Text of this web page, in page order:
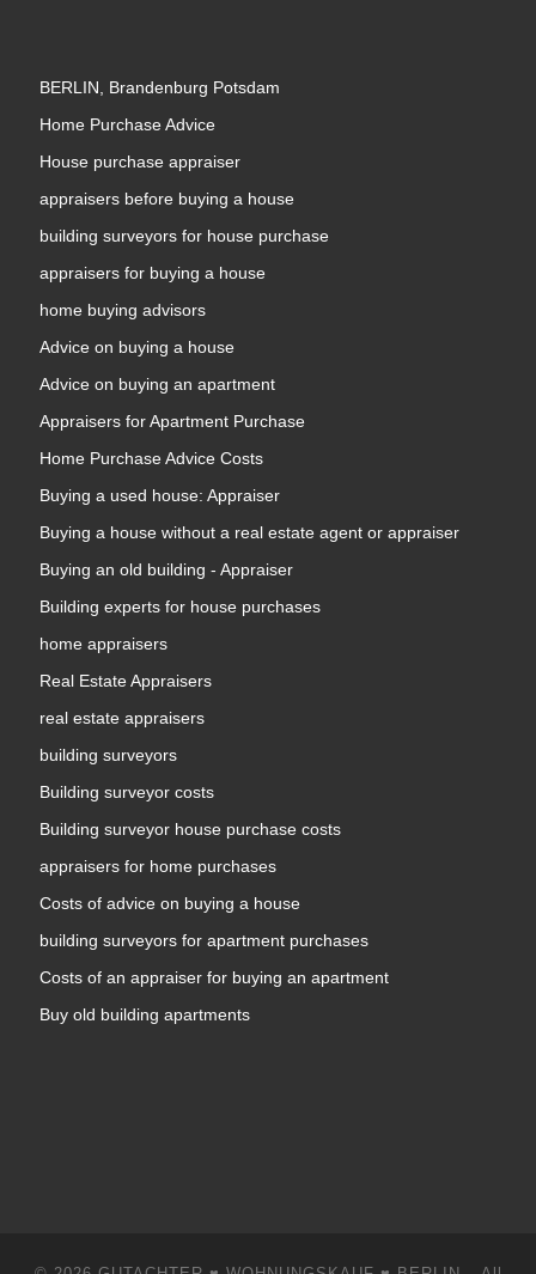
BERLIN, Brandenburg Potsdam
Home Purchase Advice
House purchase appraiser
appraisers before buying a house
building surveyors for house purchase
appraisers for buying a house
home buying advisors
Advice on buying a house
Advice on buying an apartment
Appraisers for Apartment Purchase
Home Purchase Advice Costs
Buying a used house: Appraiser
Buying a house without a real estate agent or appraiser
Buying an old building - Appraiser
Building experts for house purchases
home appraisers
Real Estate Appraisers
real estate appraisers
building surveyors
Building surveyor costs
Building surveyor house purchase costs
appraisers for home purchases
Costs of advice on buying a house
building surveyors for apartment purchases
Costs of an appraiser for buying an apartment
Buy old building apartments